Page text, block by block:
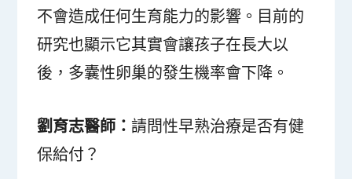
不會造成任何生育能力的影響。目前的
研究也顯示它其實會讓孩子在長大以
後，多囊性卵巢的發生機率會下降。
劉育志醫師：請問性早熟治療是否有健
保給付？